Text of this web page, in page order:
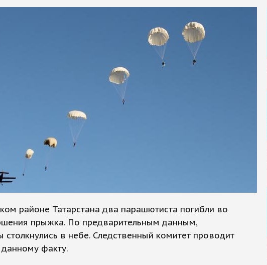
районе Татарстана два парашютиста погибли во
прыжка. По предварительным данным,
столкнулись в небе. Следственный комитет проводит
факту.